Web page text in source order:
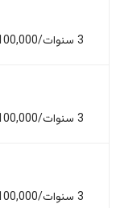
3 سنوات/100,000 كم
3 سنوات/100,000 كم
3 سنوات/100,000 كم